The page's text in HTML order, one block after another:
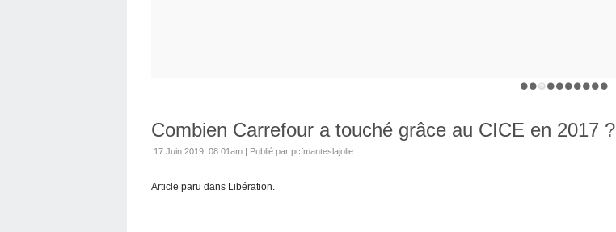
Combien Carrefour a touché grâce au CICE en 2017 ?
17 Juin 2019, 08:01am | Publié par pcfmanteslajolie
Article paru dans Libération.